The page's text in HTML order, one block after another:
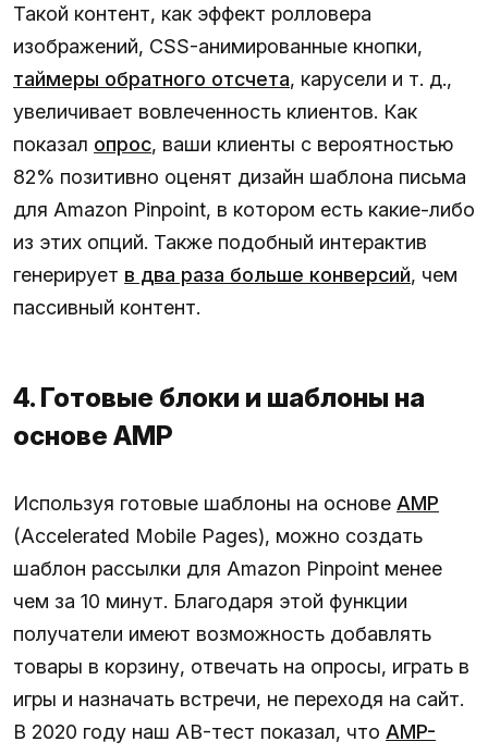
Такой контент, как эффект ролловера
изображений, CSS-анимированные кнопки,
таймеры обратного отсчета, карусели и т. д.,
увеличивает вовлеченность клиентов. Как
показал опрос, ваши клиенты с вероятностью
82% позитивно оценят дизайн шаблона письма
для Amazon Pinpoint, в котором есть какие-либо
из этих опций. Также подобный интерактив
генерирует в два раза больше конверсий, чем
пассивный контент.
4. Готовые блоки и шаблоны на
основе AMP
Используя готовые шаблоны на основе AMP
(Accelerated Mobile Pages), можно создать
шаблон рассылки для Amazon Pinpoint менее
чем за 10 минут. Благодаря этой функции
получатели имеют возможность добавлять
товары в корзину, отвечать на опросы, играть в
игры и назначать встречи, не переходя на сайт.
В 2020 году наш AB-тест показал, что AMP-